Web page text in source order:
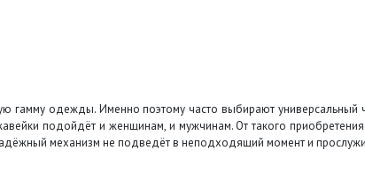
гамму одежды. Именно поэтому часто выбирают универсальный
подойдёт и женщинам, и мужчинам. От такого
механизм не подведёт в неподходящий момент и